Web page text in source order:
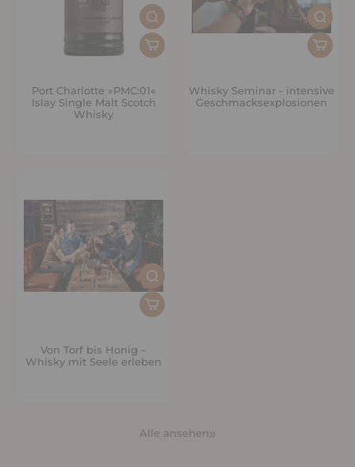
Port Charlotte »PMC:01«
Islay Single Malt Scotch
Whisky
Whisky Seminar - intensive
Geschmacksexplosionen
Von Torf bis Honig –
Whisky mit Seele erleben
Alle ansehen